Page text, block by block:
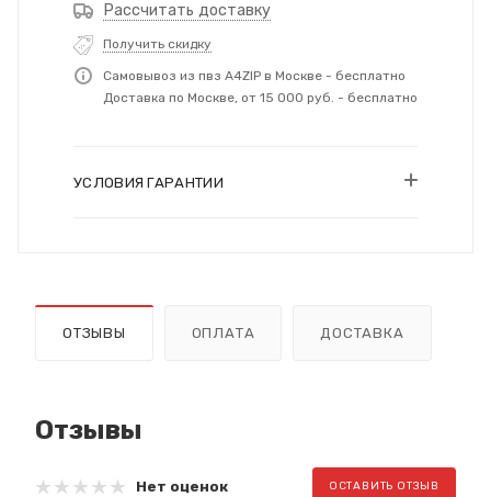
Рассчитать доставку
Получить скидку
Самовывоз из пвз A4ZIP в Москве - бесплатно
Доставка по Москве, от 15 000 руб. - бесплатно
УСЛОВИЯ ГАРАНТИИ
ОТЗЫВЫ ОПЛАТА ДОСТАВКА
Отзывы
Нет оценок ОСТАВИТЬ ОТЗЫВ